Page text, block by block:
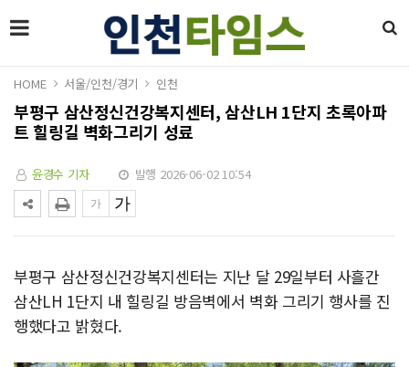
HOME 서울/인천/경기 인천
부평구 삼산정신건강복지센터, 삼산LH 1단지 초록아파
트 힐링길 벽화그리기 성료
윤경수 기자 발행 2026-06-02 10:54
부평구 삼산정신건강복지센터는 지난 달 29일부터 사흘간
삼산LH 1단지 내 힐링길 방음벽에서 벽화 그리기 행사를 진
행했다고 밝혔다.